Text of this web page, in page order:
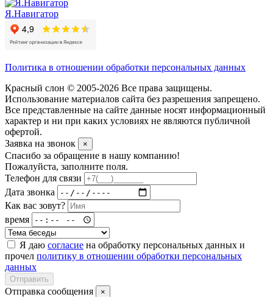
Я.Навигатор
Политика в отношении обработки персональных данных
Красный слон © 2005-2026 Все права защищены.
Использование материалов сайта без разрешения запрещено.
Все представленные на сайте данные носят информационный
характер и ни при каких условиях не являются публичной
офертой.
Заявка на звонок
×
Спасибо за обращение в нашу компанию!
Пожалуйста, заполните поля.
Телефон для связи
Дата звонка
Как вас зовут?
время
Я даю согласие на обработку персональных данных и
прочел политику в отношении обработки персональных
данных
Отправить
Отправка сообщения ×